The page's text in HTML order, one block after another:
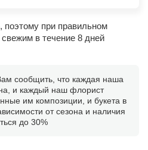
поэтому при правильном
в течение 8 дней
сообщить, что каждая наша
и каждый наш флорист
им композиции, и букета в
от сезона и наличия
до 30%